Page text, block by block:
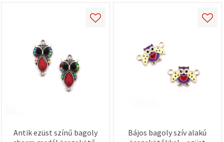
Antik ezüst színű bagoly
Bájos bagoly szív alakú